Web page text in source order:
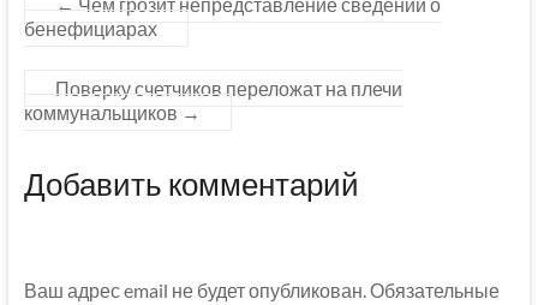
бенефициарах
Поверку счетчиков переложат на плечи
коммунальщиков →
Добавить комментарий
Ваш адрес email не будет опубликован. Обязательные